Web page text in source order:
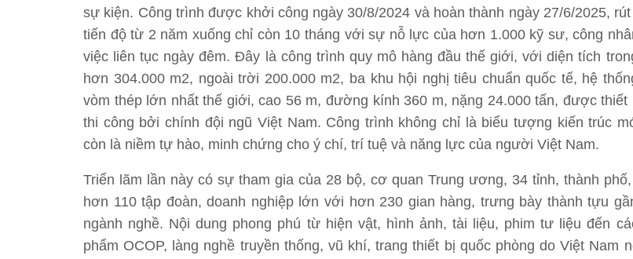
sự kiện. Công trình được khởi công ngày 30/8/2024 và hoàn thành ngày 27/6/2025,
tiến độ từ 2 năm xuống chỉ còn 10 tháng với sự nỗ lực của hơn 1.000 kỹ sư, công
việc liên tục ngày đêm. Đây là công trình quy mô hàng đầu thế giới, với diện tích
hơn 304.000 m2, ngoài trời 200.000 m2, ba khu hội nghị tiêu chuẩn quốc tế, hệ
vòm thép lớn nhất thế giới, cao 56 m, đường kính 360 m, nặng 24.000 tấn, được thiết
thi công bởi chính đội ngũ Việt Nam. Công trình không chỉ là biểu tượng kiến trúc
còn là niềm tự hào, minh chứng cho ý chí, trí tuệ và năng lực của người Việt Nam.
Triển lãm lần này có sự tham gia của 28 bộ, cơ quan Trung ương, 34 tỉnh, thành
hơn 110 tập đoàn, doanh nghiệp lớn với hơn 230 gian hàng, trưng bày thành tựu
ngành nghề. Nội dung phong phú từ hiện vật, hình ảnh, tài liệu, phim tư liệu đến
phẩm OCOP, làng nghề truyền thống, vũ khí, trang thiết bị quốc phòng do Việt Nam